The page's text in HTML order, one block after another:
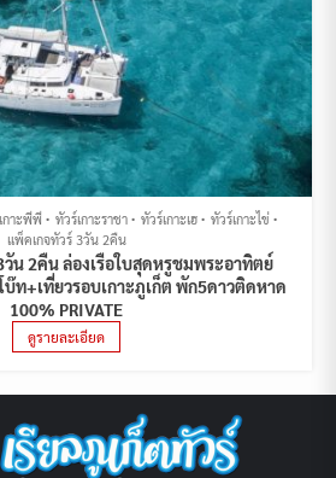
กาะพีพี ทัวร์เกาะราชา ทัวร์เกาะเฮ
ทัวร์เกาะไข่
แพ็คเกจทัวร์ 3วัน 2คืน
วัน 2คืน ล่องเรือใบสุดหรูชมพระอาทิตย์
ท+เที่ยวรอบเกาะภูเก็ต พัก5ดาวติดหาด
100% PRIVATE
ดูรายละเอียด